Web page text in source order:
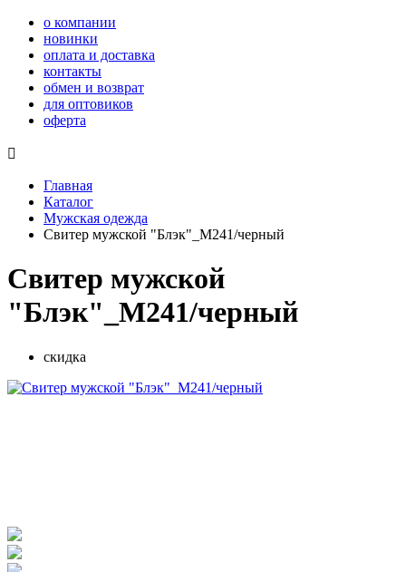
о компании
новинки
оплата и доставка
контакты
обмен и возврат
для оптовиков
оферта

Главная
Каталог
Мужская одежда
Свитер мужской "Блэк"_М241/черный
Свитер мужской
"Блэк"_М241/черный
скидка